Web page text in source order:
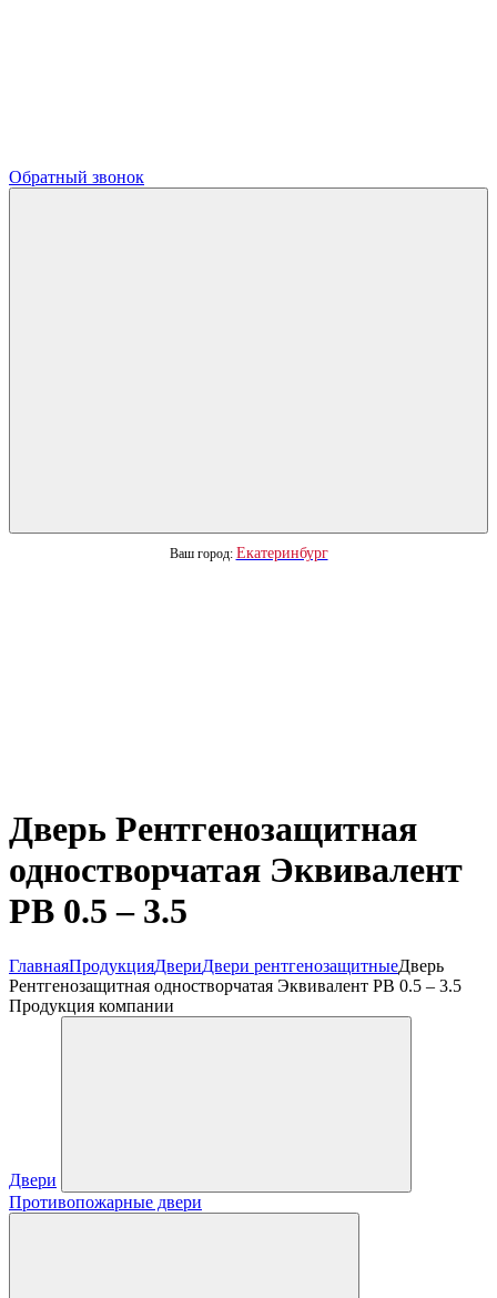
Обратный звонок
Ваш город: Екатеринбург
Дверь Рентгенозащитная
одностворчатая Эквивалент
PB 0.5 – 3.5
ГлавнаяПродукцияДвериДвери рентгенозащитныеДверь
Рентгенозащитная одностворчатая Эквивалент PB 0.5 – 3.5
Продукция компании
Двери
Противопожарные двери